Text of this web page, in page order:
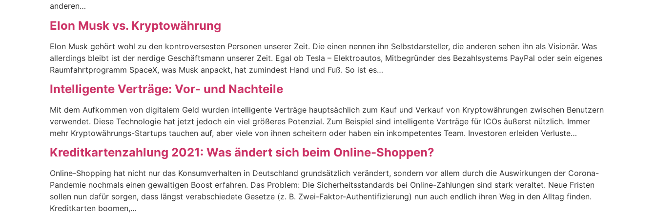
anderen…
Elon Musk vs. Kryptowährung
Elon Musk gehört wohl zu den kontroversesten Personen unserer Zeit. Die einen nennen ihn Selbstdarsteller, die anderen sehen ihn als Visionär. Was
allerdings bleibt ist der nerdige Geschäftsmann unserer Zeit. Egal ob Tesla – Elektroautos, Mitbegründer des Bezahlsystems PayPal oder sein eigenes
Raumfahrtprogramm SpaceX, was Musk anpackt, hat zumindest Hand und Fuß. So ist es…
Intelligente Verträge: Vor- und Nachteile
Mit dem Aufkommen von digitalem Geld wurden intelligente Verträge hauptsächlich zum Kauf und Verkauf von Kryptowährungen zwischen Benutzern
verwendet. Diese Technologie hat jetzt jedoch ein viel größeres Potenzial. Zum Beispiel sind intelligente Verträge für ICOs äußerst nützlich. Immer
mehr Kryptowährungs-Startups tauchen auf, aber viele von ihnen scheitern oder haben ein inkompetentes Team. Investoren erleiden Verluste…
Kreditkartenzahlung 2021: Was ändert sich beim Online-Shoppen?
Online-Shopping hat nicht nur das Konsumverhalten in Deutschland grundsätzlich verändert, sondern vor allem durch die Auswirkungen der Corona-
Pandemie nochmals einen gewaltigen Boost erfahren. Das Problem: Die Sicherheitsstandards bei Online-Zahlungen sind stark veraltet. Neue Fristen
sollen nun dafür sorgen, dass längst verabschiedete Gesetze (z. B. Zwei-Faktor-Authentifizierung) nun auch endlich ihren Weg in den Alltag finden.
Kreditkarten boomen,…